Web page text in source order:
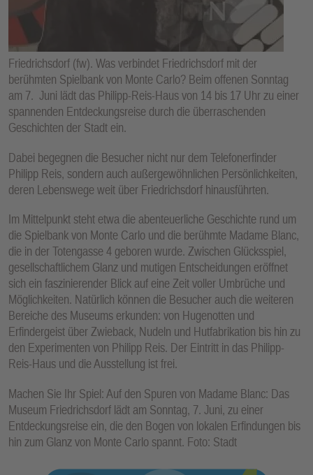
Friedrichsdorf (fw). Was verbindet Friedrichsdorf mit der
berühmten Spielbank von Monte Carlo? Beim offenen Sonntag
am 7. Juni lädt das Philipp-Reis-Haus von 14 bis 17 Uhr zu einer
spannenden Entdeckungsreise durch die überraschenden
Geschichten der Stadt ein.
Dabei begegnen die Besucher nicht nur dem Telefonerfinder
Philipp Reis, sondern auch außergewöhnlichen Persönlichkeiten,
deren Lebenswege weit über Friedrichsdorf hinausführten.
Im Mittelpunkt steht etwa die abenteuerliche Geschichte rund um
die Spielbank von Monte Carlo und die berühmte Madame Blanc,
die in der Totengasse 4 geboren wurde. Zwischen Glücksspiel,
gesellschaftlichem Glanz und mutigen Entscheidungen eröffnet
sich ein faszinierender Blick auf eine Zeit voller Umbrüche und
Möglichkeiten. Natürlich können die Besucher auch die weiteren
Bereiche des Museums erkunden: von Hugenotten und
Erfindergeist über Zwieback, Nudeln und Hutfabrikation bis hin zu
den Experimenten von Philipp Reis. Der Eintritt in das Philipp-
Reis-Haus und die Ausstellung ist frei.
Machen Sie Ihr Spiel: Auf den Spuren von Madame Blanc: Das
Museum Friedrichsdorf lädt am Sonntag, 7. Juni, zu einer
Entdeckungsreise ein, die den Bogen von lokalen Erfindungen bis
hin zum Glanz von Monte Carlo spannt. Foto: Stadt